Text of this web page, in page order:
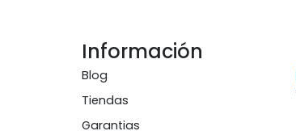
Información
Blog
Tiendas
Garantias